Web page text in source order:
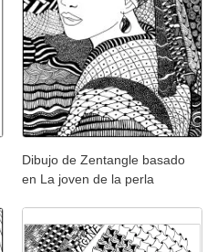
Dibujo de Zentangle basado
en La joven de la perla